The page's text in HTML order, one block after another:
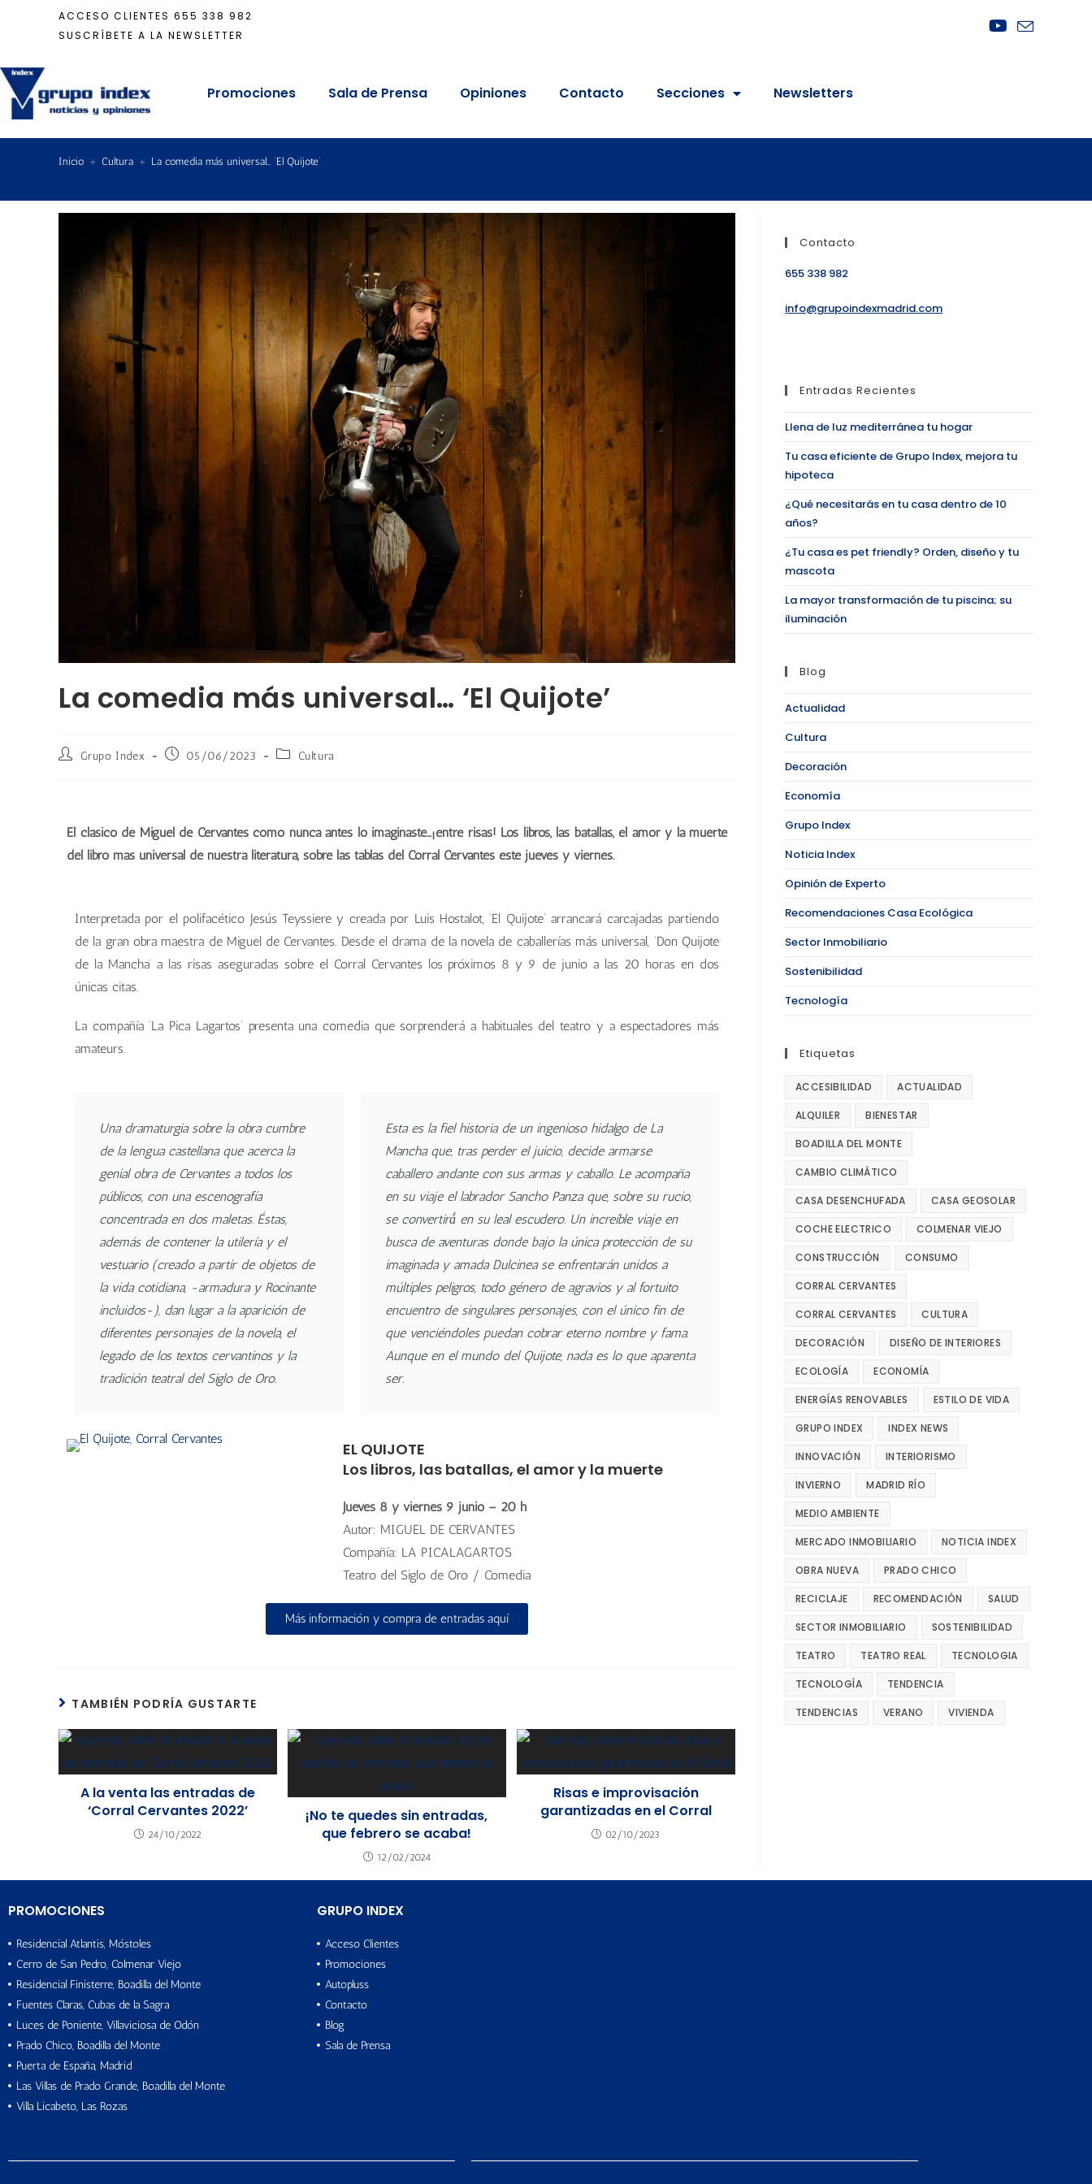
ACCESO CLIENTES 655 338 982
SUSCRÍBETE A LA NEWSLETTER
Promociones Sala de Prensa Opiniones Contacto Secciones Newsletters
Inicio + Cultura + La comedia más universal… ‘El Quijote’
La comedia más universal… ‘El Quijote’
Grupo Index 05/06/2023 Cultura
El clásico de Miguel de Cervantes como nunca antes lo imaginaste…¡entre risas! Los libros, las batallas, el amor y la muerte
del libro más universal de nuestra literatura, sobre las tablas del Corral Cervantes este jueves y viernes.
Interpretada por el polifacético Jesús Teyssiere y creada por Luis Hostalot, ‘El Quijote’ arrancará carcajadas partiendo
de la gran obra maestra de Miguel de Cervantes. Desde el drama de la novela de caballerías más universal, ‘Don Quijote
de la Mancha’ a las risas aseguradas sobre el Corral Cervantes los próximos 8 y 9 de junio a las 20 horas en dos
únicas citas.
La compañía ‘La Pica Lagartos’ presenta una comedia que sorprenderá a habituales del teatro y a espectadores más
amateurs.
Una dramaturgia sobre la obra cumbre
de la lengua castellana que acerca la
genial obra de Cervantes a todos los
públicos, con una escenografía
concentrada en dos maletas. Éstas,
además de contener la utilería y el
vestuario (creado a partir de objetos de
la vida cotidiana, -armadura y Rocinante
incluidos-), dan lugar a la aparición de
diferentes personajes de la novela, el
legado de los textos cervantinos y la
tradición teatral del Siglo de Oro.
Esta es la fiel historia de un ingenioso hidalgo de La
Mancha que, tras perder el juicio, decide armarse
caballero andante con sus armas y caballo. Le acompaña
en su viaje el labrador Sancho Panza que, sobre su rucio,
se convertirá́ en su leal escudero. Un increíble viaje en
busca de aventuras donde bajo la única protección de su
imaginada y amada Dulcinea se enfrentarán unidos a
múltiples peligros, todo género de agravios y al fortuito
encuentro de singulares personajes, con el único fin de
que venciéndoles puedan cobrar eterno nombre y fama.
Aunque en el mundo del Quijote, nada es lo que aparenta
ser.
EL QUIJOTE
Los libros, las batallas, el amor y la muerte
Jueves 8 y viernes 9 junio – 20 h
Autor: MIGUEL DE CERVANTES
Compañía: LA PICALAGARTOS
Teatro del Siglo de Oro / Comedia
Más información y compra de entradas aquí
TAMBIÉN PODRÍA GUSTARTE
A la venta las entradas de
‘Corral Cervantes 2022’
24/10/2022
¡No te quedes sin entradas,
que febrero se acaba!
12/02/2024
Risas e improvisación
garantizadas en el Corral
02/10/2023
Contacto
655 338 982
info@grupoindexmadrid.com
Entradas Recientes
Llena de luz mediterránea tu hogar
Tu casa eficiente de Grupo Index, mejora tu
hipoteca
¿Qué necesitarás en tu casa dentro de 10
años?
¿Tu casa es pet friendly? Orden, diseño y tu
mascota
La mayor transformación de tu piscina; su
iluminación
Blog
Actualidad
Cultura
Decoración
Economía
Grupo Index
Noticia Index
Opinión de Experto
Recomendaciones Casa Ecológica
Sector Inmobiliario
Sostenibilidad
Tecnología
Etiquetas
ACCESIBILIDAD ACTUALIDAD
ALQUILER BIENESTAR
BOADILLA DEL MONTE
CAMBIO CLIMÁTICO
CASA DESENCHUFADA CASA GEOSOLAR
COCHE ELECTRICO COLMENAR VIEJO
CONSTRUCCIÓN CONSUMO
CORRAL CERVANTES
CORRAL CERVANTES CULTURA
DECORACIÓN DISEÑO DE INTERIORES
ECOLOGÍA ECONOMÍA
ENERGÍAS RENOVABLES ESTILO DE VIDA
GRUPO INDEX INDEX NEWS
INNOVACIÓN INTERIORISMO
INVIERNO MADRID RÍO
MEDIO AMBIENTE
MERCADO INMOBILIARIO NOTICIA INDEX
OBRA NUEVA PRADO CHICO
RECICLAJE RECOMENDACIÓN SALUD
SECTOR INMOBILIARIO SOSTENIBILIDAD
TEATRO TEATRO REAL TECNOLOGIA
TECNOLOGÍA TENDENCIA
TENDENCIAS VERANO VIVIENDA
PROMOCIONES
Residencial Atlantis, Móstoles
Cerro de San Pedro, Colmenar Viejo
Residencial Finisterre, Boadilla del Monte
Fuentes Claras, Cubas de la Sagra
Luces de Poniente, Villaviciosa de Odón
Prado Chico, Boadilla del Monte
Puerta de España, Madrid
Las Villas de Prado Grande, Boadilla del Monte
Villa Licabeto, Las Rozas
GRUPO INDEX
Acceso Clientes
Promociones
Autopluss
Contacto
Blog
Sala de Prensa